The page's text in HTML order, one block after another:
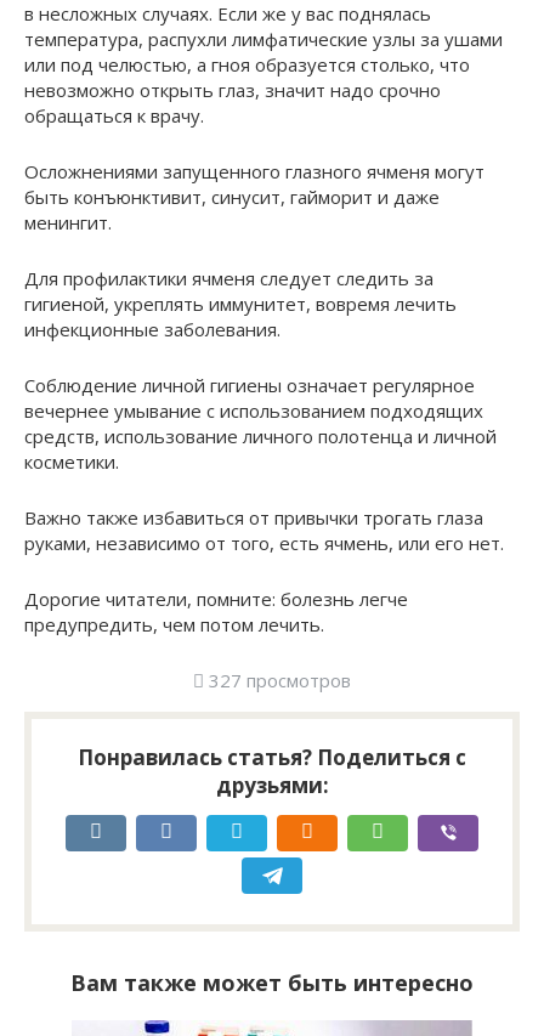
в несложных случаях. Если же у вас поднялась
температура, распухли лимфатические узлы за ушами
или под челюстью, а гноя образуется столько, что
невозможно открыть глаз, значит надо срочно
обращаться к врачу.
Осложнениями запущенного глазного ячменя могут
быть конъюнктивит, синусит, гайморит и даже
менингит.
Для профилактики ячменя следует следить за
гигиеной, укреплять иммунитет, вовремя лечить
инфекционные заболевания.
Соблюдение личной гигиены означает регулярное
вечернее умывание с использованием подходящих
средств, использование личного полотенца и личной
косметики.
Важно также избавиться от привычки трогать глаза
руками, независимо от того, есть ячмень, или его нет.
Дорогие читатели, помните: болезнь легче
предупредить, чем потом лечить.
327 просмотров
Понравилась статья? Поделиться с
друзьями:
Вам также может быть интересно